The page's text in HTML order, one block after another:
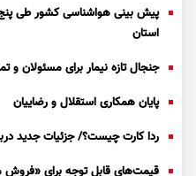
استان
جنجال تازه نیمار برای مسئولان و
پایان همکاری استقلال و رضاییان
ردا کارت چیست؟/ جزئیات جدید
قیمت‌های قابل توجه برای